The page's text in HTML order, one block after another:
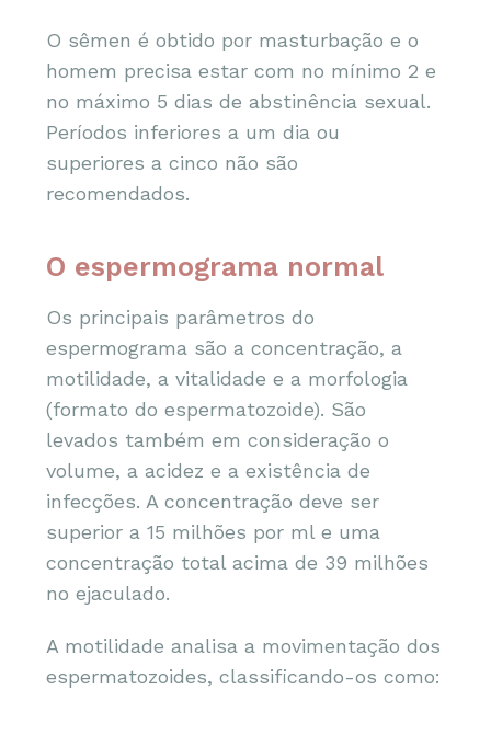
O sêmen é obtido por masturbação e o
homem precisa estar com no mínimo 2 e
no máximo 5 dias de abstinência sexual.
Períodos inferiores a um dia ou
superiores a cinco não são
recomendados.
O espermograma normal
Os principais parâmetros do
espermograma são a concentração, a
motilidade, a vitalidade e a morfologia
(formato do espermatozoide). São
levados também em consideração o
volume, a acidez e a existência de
infecções. A concentração deve ser
superior a 15 milhões por ml e uma
concentração total acima de 39 milhões
no ejaculado.
A motilidade analisa a movimentação dos
espermatozoides, classificando-os como: